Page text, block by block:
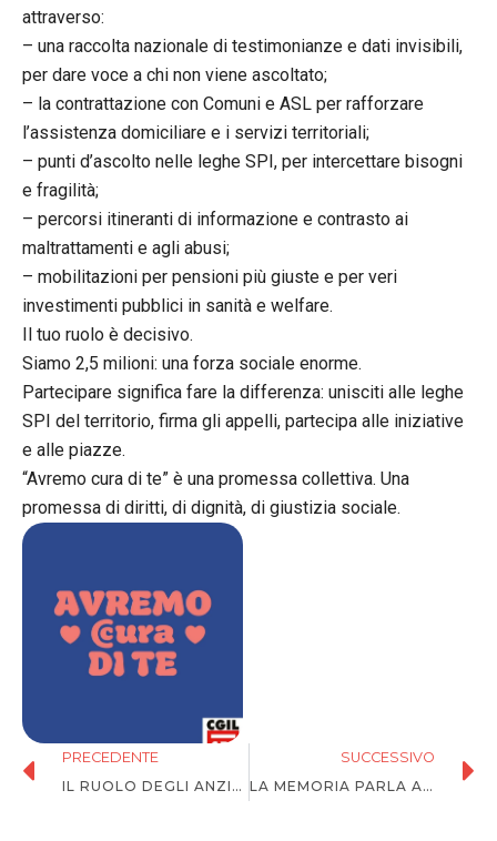
attraverso:
– una raccolta nazionale di testimonianze e dati invisibili,
per dare voce a chi non viene ascoltato;
– la contrattazione con Comuni e ASL per rafforzare
l’assistenza domiciliare e i servizi territoriali;
– punti d’ascolto nelle leghe SPI, per intercettare bisogni
e fragilità;
– percorsi itineranti di informazione e contrasto ai
maltrattamenti e agli abusi;
– mobilitazioni per pensioni più giuste e per veri
investimenti pubblici in sanità e welfare.
Il tuo ruolo è decisivo.
Siamo 2,5 milioni: una forza sociale enorme.
Partecipare significa fare la differenza: unisciti alle leghe
SPI del territorio, firma gli appelli, partecipa alle iniziative
e alle piazze.
“Avremo cura di te” è una promessa collettiva. Una
promessa di diritti, di dignità, di giustizia sociale.
PRECEDENTE
IL RUOLO DEGLI ANZIANI NELLA SOCIETÀ E NEL SINDACATO
SUCCESSIVO
LA MEMORIA PARLA AL FUTURO, DONNE PROTAGONISTE | PROGRAMMA E TAPPE IN GRAFICA